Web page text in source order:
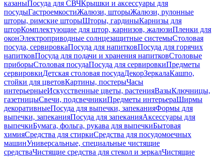
казаныПосуда для СВЧКрышки и аксессуары для
посудыГастроемкостиЖалюзи, шторыЖалюзи, рулонные
шторы, римские шторыШторы, гардиныКарнизы для
шторКомплектующие для штор, карнизов, жалюзиПленки для
оконЭлектроприводные солнцезащитные системыСтоловая
посуда, сервировкаПосуда для напитковПосуда для горячих
напитковПосуда для подачи и хранения напитковСтоловые
приборыСтоловая посудаПосуда для сервировкиПредметы
сервировкиДетская столовая посудаДекорЗеркалаКашпо,
стойки для цветовКартины, постерыЧасы
интерьерныеИскусственные цветы, растенияВазыКлючницы,
газетницыСвечи, подсвечникиПредметы интерьераШирмы
декоративныеПосуда для выпечки, запеканияФормы для
выпечки, запеканияПосуда для запеканияАксессуары для
выпечкиБумага, фольга, рукава для выпечкиБытовая
химияСредства для стиркиСредства для посудомоечных
машинУниверсальные, специальные чистящие
средстваЧистящие средства для стекол и зеркалЧистящие